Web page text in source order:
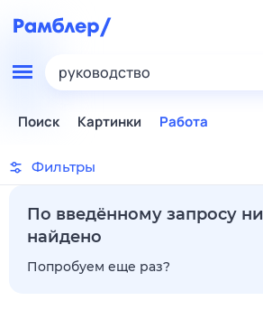
руководство
Поиск Картинки Работа
Фильтры
По введённому запросу
найдено
Попробуем еще раз?